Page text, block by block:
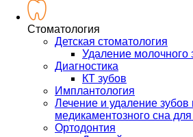
Стоматология
Детская стоматология
Удаление молочного
Диагностика
КТ зубов
Имплантология
Лечение и удаление зубов
медикаментозного сна
Ортодонтия